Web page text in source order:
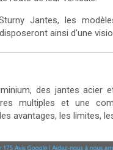
Jantes, les
ainsi d’une
des jantes acier
multiples et une
avantages, les limites,